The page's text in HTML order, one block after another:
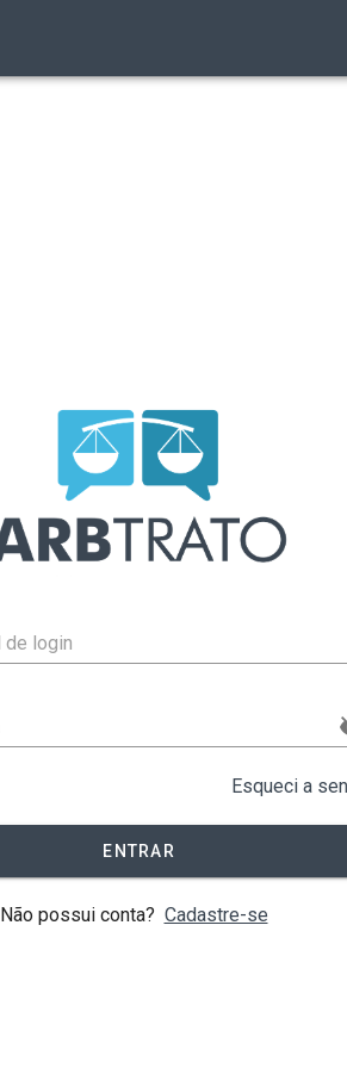
Esqueci a
ENTRAR
Não possui conta? Cadastre-se